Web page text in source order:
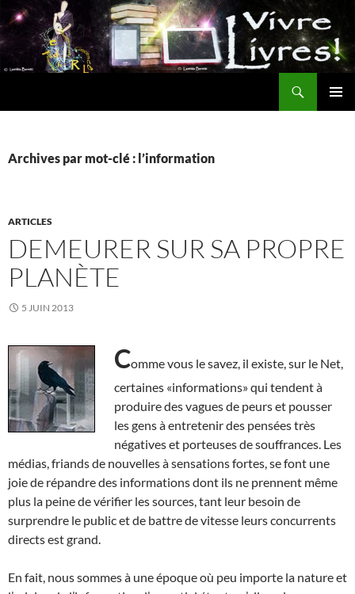
Aller
au
contenu
Archives par mot-clé : l’information
ARTICLES
DEMEURER SUR SA PROPRE
PLANÈTE
5 JUIN 2013
Comme vous le savez, il existe, sur le Net,
certaines «informations» qui tendent à
produire des vagues de peurs et pousser
les gens à entretenir des pensées très
négatives et porteuses de souffrances. Les
médias, friands de nouvelles à sensations fortes, se font une
joie de répandre des informations dont ils ne prennent même
plus la peine de vérifier les sources, tant leur besoin de
surprendre le public et de battre de vitesse leurs concurrents
directs est grand.
En fait, nous sommes à une époque où peu importe la nature et